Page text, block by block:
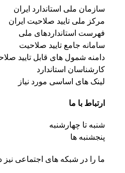
سازمان ملی استاندارد ایران
مرکز ملی تایید صلاحیت ایران
فهرست استانداردهای ملی
سامانه جامع تایید صلاحیت
دامنه شمول های قابل تایید
کارشناسان استاندارد
لینک های اساسی مورد نیاز
ارتباط با ما
شنبه تا چهارشنبه
پنجشنبه ها
ما را در شبکه های اجتماعی نیز